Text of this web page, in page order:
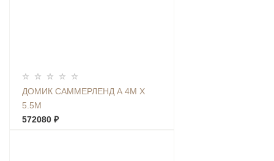
ДОМИК САММЕРЛЕНД А 4М Х
5.5М
572080 ₽